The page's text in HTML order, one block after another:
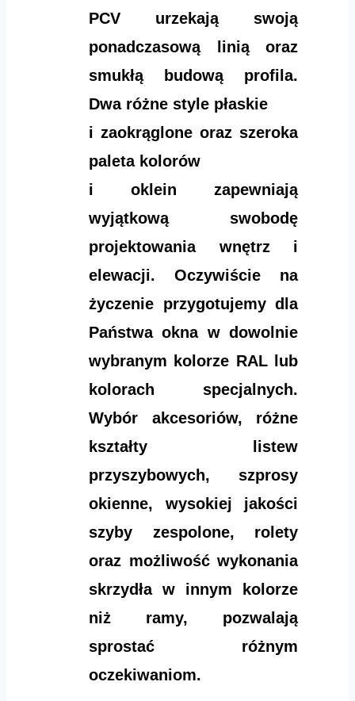
PCV urzekają swoją
ponadczasową linią oraz
smukłą budową profila.
Dwa różne style płaskie
i zaokrąglone oraz szeroka
paleta kolorów
i oklein zapewniają
wyjątkową swobodę
projektowania wnętrz i
elewacji. Oczywiście na
życzenie przygotujemy dla
Państwa okna w dowolnie
wybranym kolorze RAL lub
kolorach specjalnych.
Wybór akcesoriów, różne
kształty listew
przyszybowych, szprosy
okienne, wysokiej jakości
szyby zespolone, rolety
oraz możliwość wykonania
skrzydła w innym kolorze
niż ramy, pozwalają
sprostać różnym
oczekiwaniom.